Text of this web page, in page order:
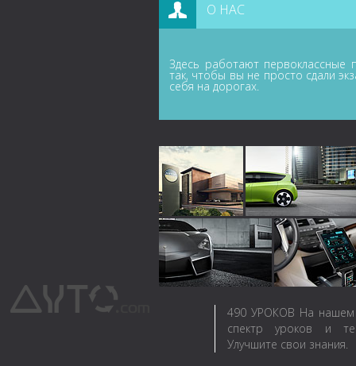
О НАС
Здесь работают первоклассные
так, чтобы вы не просто сдали
себя на дорогах.
490 УРОКОВ На нашем
спектр уроков и
Улучшите свои знания.